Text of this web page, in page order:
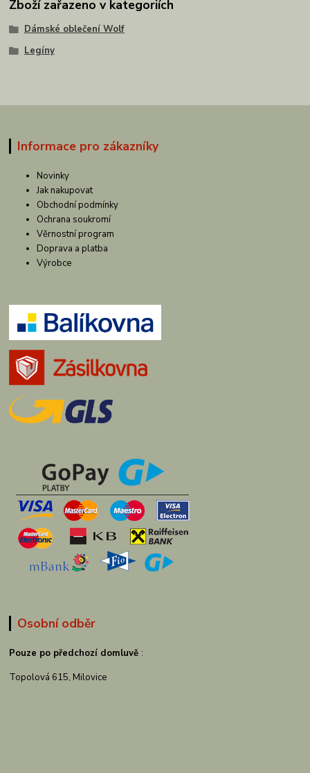
Zboží zařazeno v kategoriích
Dámské oblečení Wolf
Legíny
Informace pro zákazníky
Novinky
Jak nakupovat
Obchodní podmínky
Ochrana soukromí
Věrnostní program
Doprava a platba
Výrobce
Osobní odběr
Pouze po předchozí domluvě :
Topolová 615, Milovice